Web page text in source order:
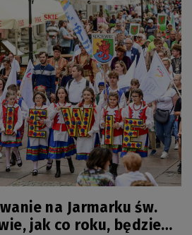
na Jarmarku św.
jak co roku, będzie